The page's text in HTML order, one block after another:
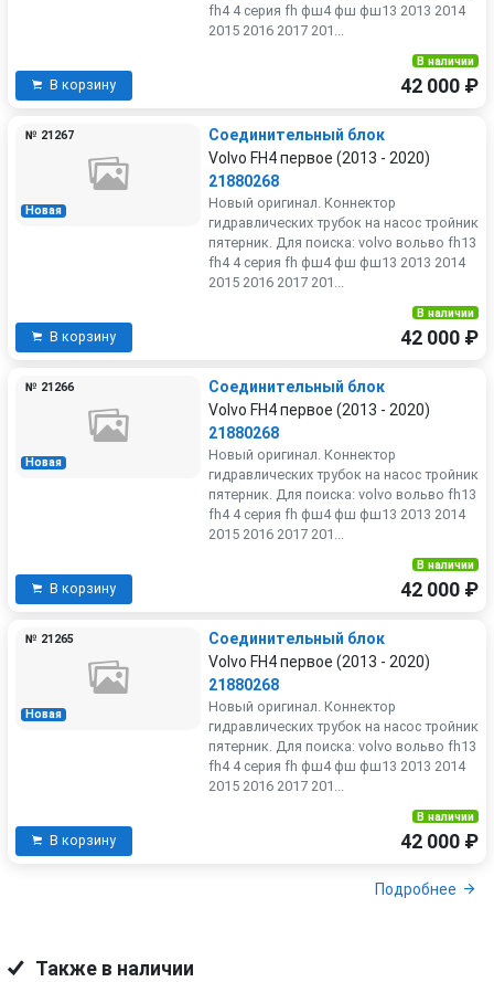
fh4 4 серия fh фш4 фш фш13 2013 2014
2015 2016 2017 201...
В корзину
В наличии
42 000 ₽
Новая
№ 21267
Соединительный блок
Volvo FH4 первое (2013 - 2020)
21880268
Новый оригинал. Коннектор
гидравлических трубок на насос тройник
пятерник. Для поиска: volvo вольво fh13
fh4 4 серия fh фш4 фш фш13 2013 2014
2015 2016 2017 201...
В корзину
В наличии
42 000 ₽
Новая
№ 21266
Соединительный блок
Volvo FH4 первое (2013 - 2020)
21880268
Новый оригинал. Коннектор
гидравлических трубок на насос тройник
пятерник. Для поиска: volvo вольво fh13
fh4 4 серия fh фш4 фш фш13 2013 2014
2015 2016 2017 201...
В корзину
В наличии
42 000 ₽
Новая
№ 21265
Соединительный блок
Volvo FH4 первое (2013 - 2020)
21880268
Новый оригинал. Коннектор
гидравлических трубок на насос тройник
пятерник. Для поиска: volvo вольво fh13
fh4 4 серия fh фш4 фш фш13 2013 2014
2015 2016 2017 201...
В корзину
В наличии
42 000 ₽
Подробнее
Также в наличии